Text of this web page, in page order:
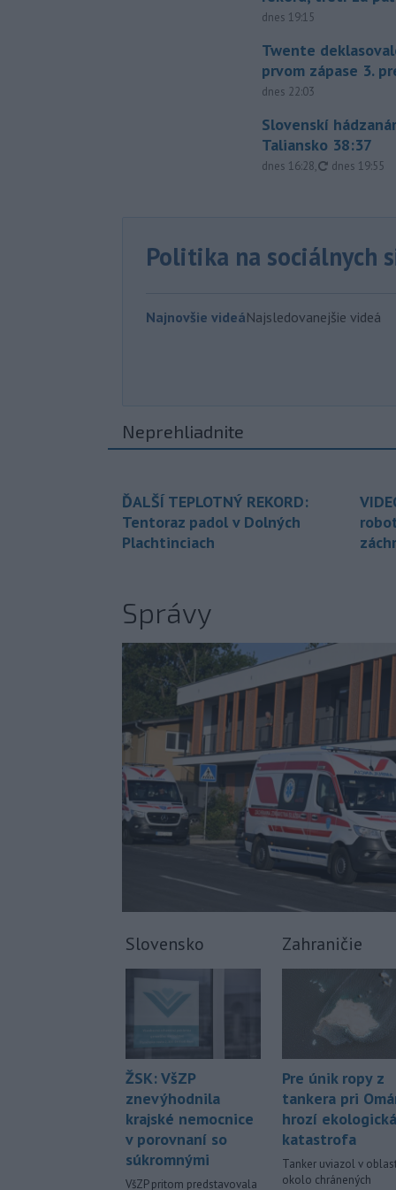
dnes 19:15
Twente
prvom zápase 3.
dnes 22:03
Slovenskí
Taliansko 38:37
dnes 16:28, aktualizované
dnes 19:55
Politika na sociálnych
Najnovšie videáNajsledovanejšie videá
Neprehliadnite
ĎALŠÍ TEPLOTNÝ REKORD:
Tentoraz padol v Dolných
Plachtinciach
Správy
Slovensko
ŽSK: VšZP
znevýhodnila
krajské nemocnice
v porovnaní so
súkromnými
VšZP pritom predstavovala
Zahraničie
Pre únik ropy z
tankera pri
hrozí ekologická
katastrofa
Tanker uviazol v
okolo chránených